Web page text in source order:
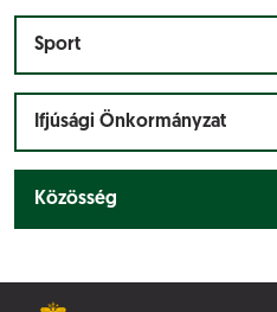
Sport
Ifjúsági Önkormányzat
Közösség